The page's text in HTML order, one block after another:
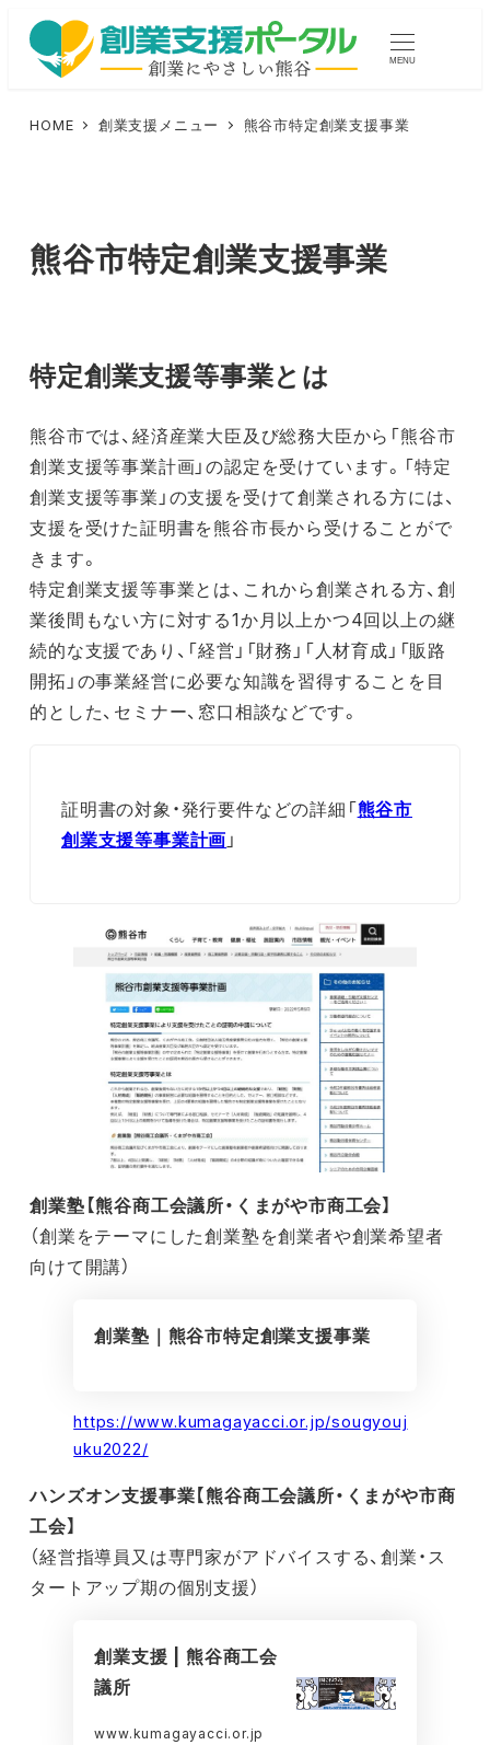
MENU
HOME 創業支援メニュー 熊谷市特定創業支援事業
熊谷市特定創業支援事業
特定創業支援等事業とは
熊谷市では、経済産業大臣及び総務大臣から「熊谷市
創業支援等事業計画」の認定を受けています。「特定
創業支援等事業」の支援を受けて創業される方には、
支援を受けた証明書を熊谷市長から受けることがで
きます。
特定創業支援等事業とは、これから創業される方、創
業後間もない方に対する1か月以上かつ4回以上の継
続的な支援であり、「経営」「財務」「人材育成」「販路
開拓」の事業経営に必要な知識を習得することを目
的とした、セミナー、窓口相談などです。
証明書の対象・発行要件などの詳細「熊谷市
創業支援等事業計画 」
創業塾【熊谷商工会議所・くまがや市商工会】
（創業をテーマにした創業塾を創業者や創業希望者
向けて開講）
創業塾｜熊谷市特定創業支援事業
https://www.kumagayacci.or.jp/sougyouj
uku2022/
ハンズオン支援事業【熊谷商工会議所・くまがや市商
工会】
（経営指導員又は専門家がアドバイスする、創業・ス
タートアップ期の個別支援）
創業支援 | 熊谷商工会
議所
www.kumagayacci.or.jp